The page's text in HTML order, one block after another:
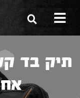
הכלים שלנו